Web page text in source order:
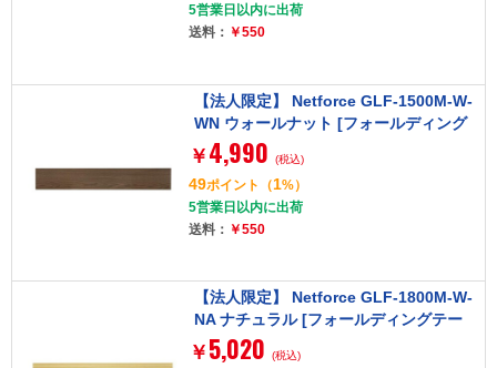
5営業日以内に出荷
送料： ￥550
【法人限定】 Netforce GLF-1500M-W-
WN ウォールナット [フォールディング
テーブル用幕板 (幅1500mm用)]
￥ 4,990 (税込)
49ポイント （1%）
5営業日以内に出荷
送料： ￥550
【法人限定】 Netforce GLF-1800M-W-
NA ナチュラル [フォールディングテー
ブル用幕板 (幅1800mm用)]
￥ 5,020 (税込)